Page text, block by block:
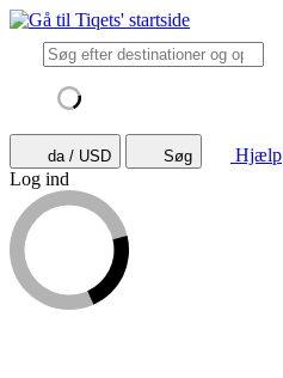
da / USD Søg
Hjælp
Log ind